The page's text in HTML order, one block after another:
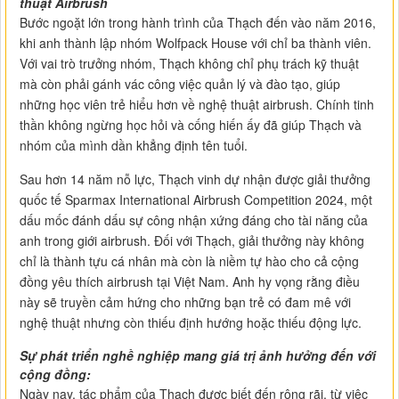
Bước ngoặt lớn trong hành trình của Thạch đến vào năm 2016,
khi anh thành lập nhóm Wolfpack House với chỉ ba thành viên.
Với vai trò trưởng nhóm, Thạch không chỉ phụ trách kỹ thuật
mà còn phải gánh vác công việc quản lý và đào tạo, giúp
những học viên trẻ hiểu hơn về nghệ thuật airbrush. Chính tinh
thần không ngừng học hỏi và cống hiến ấy đã giúp Thạch và
nhóm của mình dần khẳng định tên tuổi.
Sau hơn 14 năm nỗ lực, Thạch vinh dự nhận được giải thưởng
quốc tế Sparmax International Airbrush Competition 2024, một
dấu mốc đánh dấu sự công nhận xứng đáng cho tài năng của
anh trong giới airbrush. Đối với Thạch, giải thưởng này không
chỉ là thành tựu cá nhân mà còn là niềm tự hào cho cả cộng
đồng yêu thích airbrush tại Việt Nam. Anh hy vọng rằng điều
này sẽ truyền cảm hứng cho những bạn trẻ có đam mê với
nghệ thuật nhưng còn thiếu định hướng hoặc thiếu động lực.
Sự phát triển nghề nghiệp mang giá trị ảnh hưởng đến với
cộng đồng:
Ngày nay, tác phẩm của Thạch được biết đến rộng rãi, từ việc